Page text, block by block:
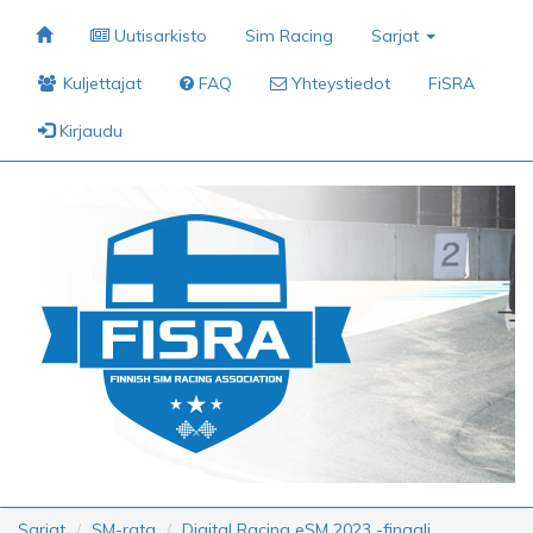
Uutisarkisto Sim Racing Sarjat
Kuljettajat FAQ Yhteystiedot FiSRA
Kirjaudu